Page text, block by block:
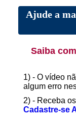
Ajude a
Saiba
1) - O vídeo
algum erro
2) - Receba
Cadastre-se